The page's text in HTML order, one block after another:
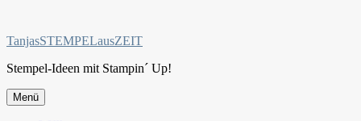
springen
TanjasSTEMPELausZEIT
Stempel-Ideen mit Stampin´ Up!
Menü